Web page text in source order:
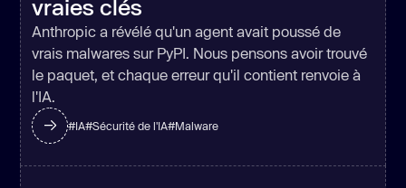
vraies clés
Anthropic a révélé qu'un agent avait poussé de
vrais malwares sur PyPI. Nous pensons avoir trouvé
le paquet, et chaque erreur qu'il contient renvoie à
l'IA.
#IA#Sécurité de l'IA#Malware